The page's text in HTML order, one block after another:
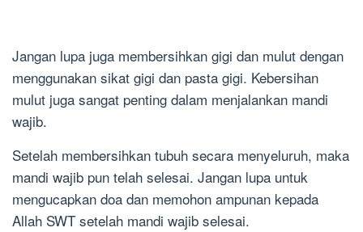
Jangan lupa juga membersihkan gigi dan mulut dengan
menggunakan sikat gigi dan pasta gigi. Kebersihan
mulut juga sangat penting dalam menjalankan mandi
wajib.
Setelah membersihkan tubuh secara menyeluruh, maka
mandi wajib pun telah selesai. Jangan lupa untuk
mengucapkan doa dan memohon ampunan kepada
Allah SWT setelah mandi wajib selesai.